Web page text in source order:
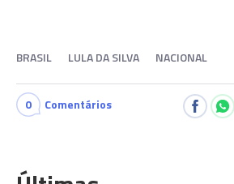
BRASIL LULA DA SILVA NACIONAL
0 Comentários